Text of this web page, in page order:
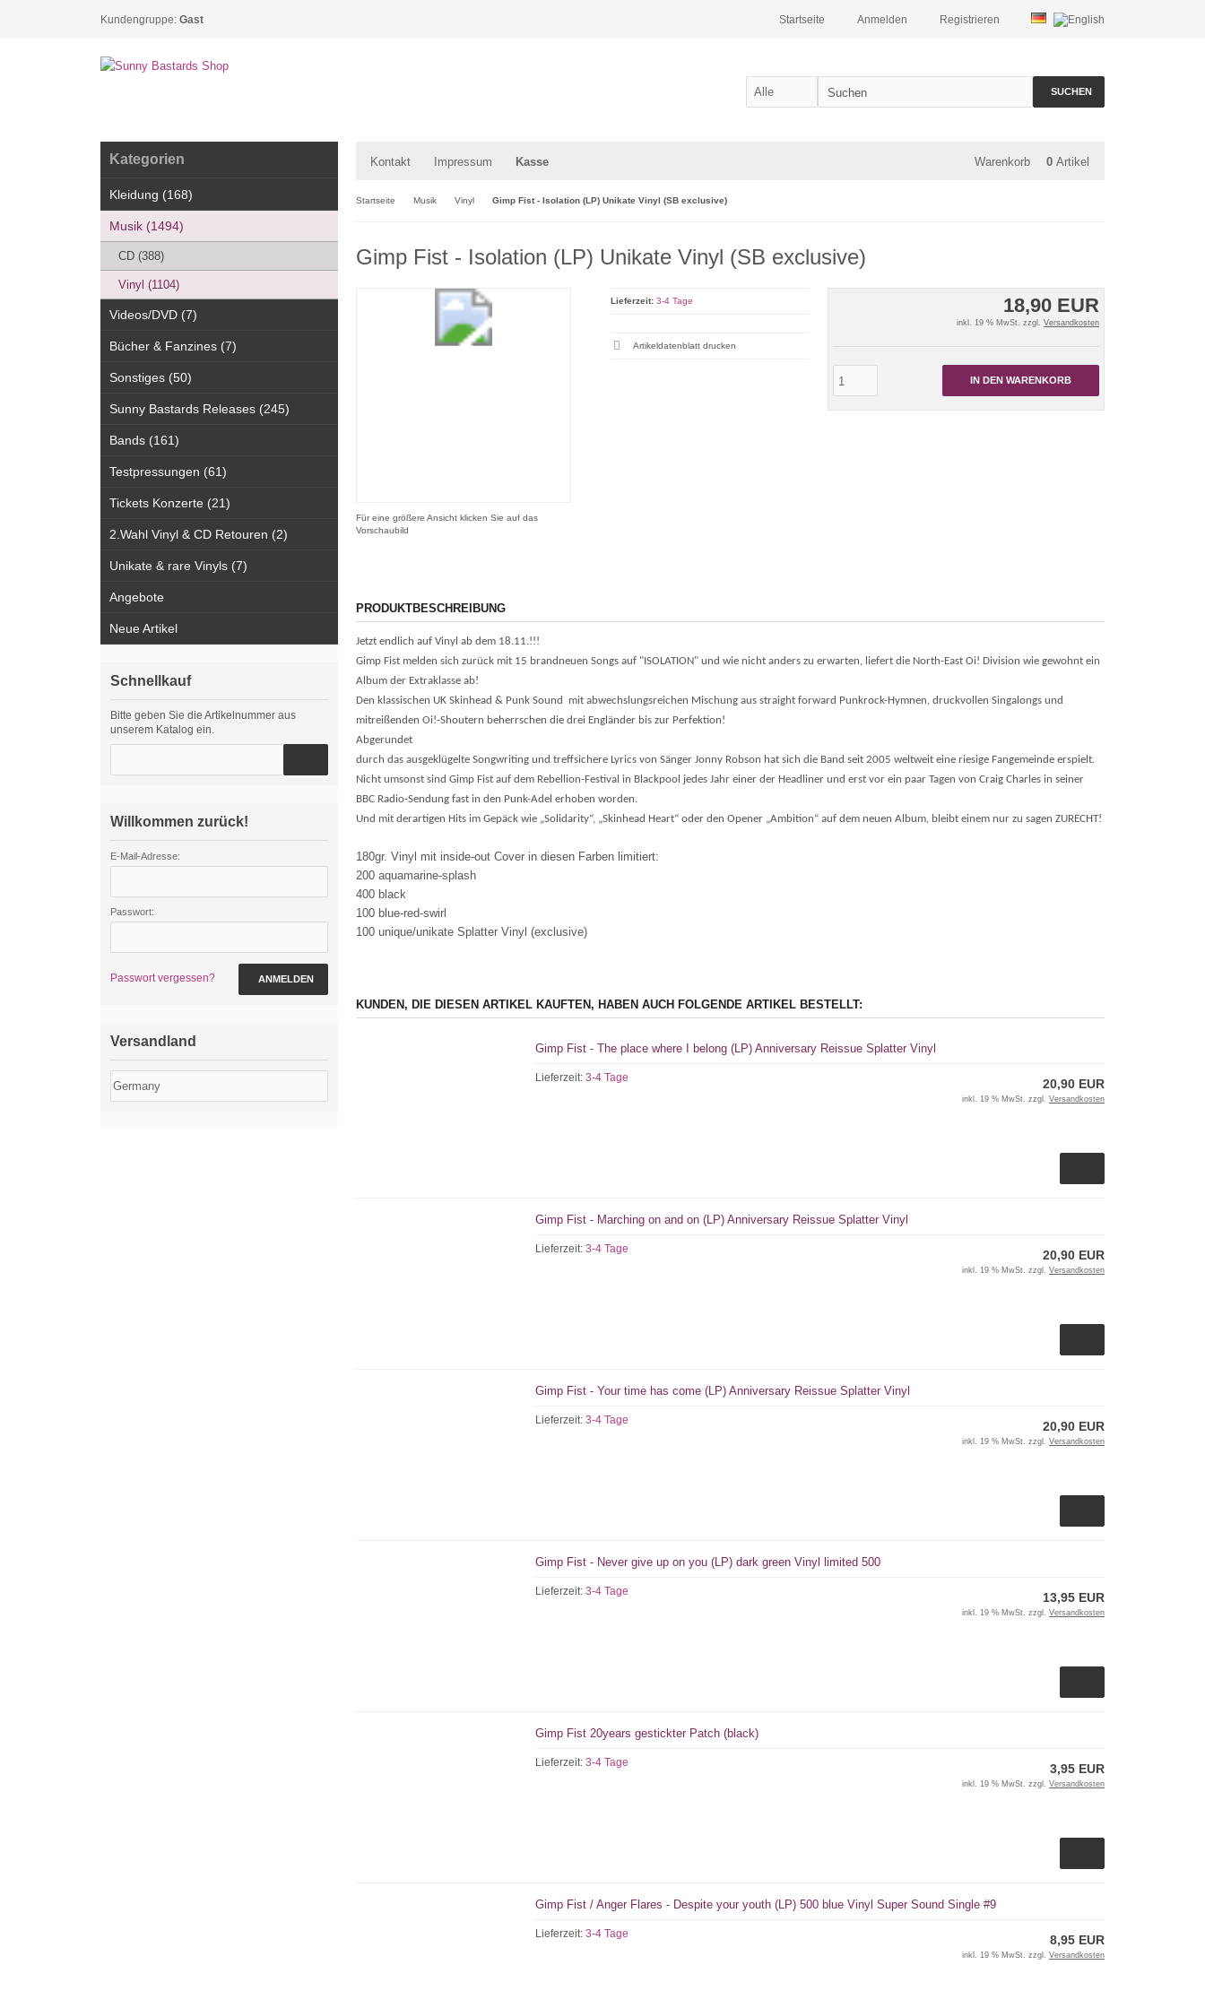
Kundengruppe: Gast Registrieren
Anmelden
Startseite
SUCHEN
Kontakt Impressum Kasse Warenkorb 0 Artikel
Startseite Musik Vinyl Gimp Fist - Isolation (LP) Unikate Vinyl (SB exclusive)
Gimp Fist - Isolation (LP) Unikate Vinyl (SB exclusive)
Für eine größere Ansicht klicken Sie auf das
Vorschaubild
18,90 EUR
inkl. 19 % MwSt. zzgl. Versandkosten
IN DEN WARENKORB
Lieferzeit: 3-4 Tage
Artikeldatenblatt drucken
PRODUKTBESCHREIBUNG
Jetzt endlich auf Vinyl ab dem 18.11.!!!
Gimp Fist melden sich zurück mit 15 brandneuen Songs auf "ISOLATION" und wie nicht anders zu erwarten, liefert die North-East Oi! Division wie gewohnt ein
Album der Extraklasse ab!
Den klassischen UK Skinhead & Punk Sound mit abwechslungsreichen Mischung aus straight forward Punkrock-Hymnen, druckvollen Singalongs und
mitreißenden Oi!-Shoutern beherrschen die drei Engländer bis zur Perfektion!
Abgerundet
durch das ausgeklügelte Songwriting und treffsichere Lyrics von Sänger Jonny Robson hat sich die Band seit 2005 weltweit eine riesige Fangemeinde erspielt.
Nicht umsonst sind Gimp Fist auf dem Rebellion-Festival in Blackpool jedes Jahr einer der Headliner und erst vor ein paar Tagen von Craig Charles in seiner
BBC Radio-Sendung fast in den Punk-Adel erhoben worden.
Und mit derartigen Hits im Gepäck wie „Solidarity“, „Skinhead Heart“ oder den Opener „Ambition“ auf dem neuen Album, bleibt einem nur zu sagen ZURECHT!
180gr. Vinyl mit inside-out Cover in diesen Farben limitiert:
200 aquamarine-splash
400 black
100 blue-red-swirl
100 unique/unikate Splatter Vinyl (exclusive)
KUNDEN, DIE DIESEN ARTIKEL KAUFTEN, HABEN AUCH FOLGENDE ARTIKEL BESTELLT:
Gimp Fist - The place where I belong (LP) Anniversary Reissue Splatter Vinyl
Lieferzeit:3-4 Tage 20,90 EUR
inkl. 19 % MwSt. zzgl. Versandkosten
Gimp Fist - Marching on and on (LP) Anniversary Reissue Splatter Vinyl
Lieferzeit:3-4 Tage 20,90 EUR
inkl. 19 % MwSt. zzgl. Versandkosten
Gimp Fist - Your time has come (LP) Anniversary Reissue Splatter Vinyl
Lieferzeit:3-4 Tage 20,90 EUR
inkl. 19 % MwSt. zzgl. Versandkosten
Gimp Fist - Never give up on you (LP) dark green Vinyl limited 500
Lieferzeit:3-4 Tage 13,95 EUR
inkl. 19 % MwSt. zzgl. Versandkosten
Gimp Fist 20years gestickter Patch (black)
Lieferzeit:3-4 Tage 3,95 EUR
inkl. 19 % MwSt. zzgl. Versandkosten
Gimp Fist / Anger Flares - Despite your youth (LP) 500 blue Vinyl Super Sound Single #9
Lieferzeit:3-4 Tage 8,95 EUR
inkl. 19 % MwSt. zzgl. Versandkosten
Kategorien
Kleidung (168)
Musik (1494)
CD (388)
Vinyl (1104)
Videos/DVD (7)
Bücher & Fanzines (7)
Sonstiges (50)
Sunny Bastards Releases (245)
Bands (161)
Testpressungen (61)
Tickets Konzerte (21)
2.Wahl Vinyl & CD Retouren (2)
Unikate & rare Vinyls (7)
Angebote
Neue Artikel
Schnellkauf
Bitte geben Sie die Artikelnummer aus
unserem Katalog ein.
Willkommen zurück!
E-Mail-Adresse:
Passwort:
Passwort vergessen? ANMELDEN
Versandland